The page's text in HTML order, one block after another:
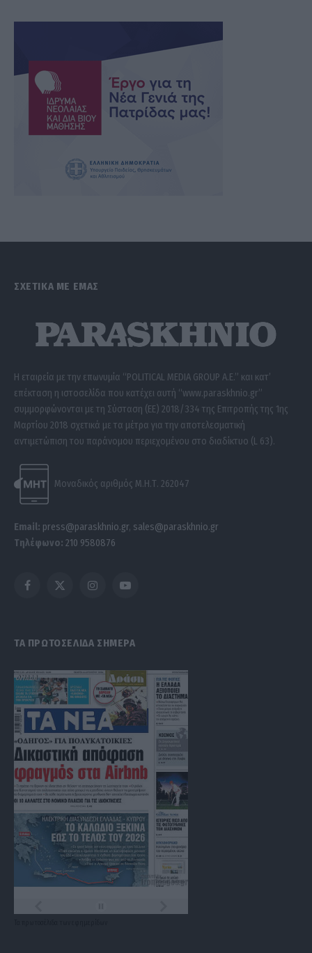
ΣΧΕΤΙΚΑ ΜΕ ΕΜΑΣ
Η εταιρεία με την επωνυμία “POLITICAL MEDIA GROUP A.E.” και κατ’
επέκταση η ιστοσελίδα που κατέχει αυτή “www.paraskhnio.gr”
συμμορφώνονται με τη Σύσταση (ΕΕ) 2018/334 της Επιτροπής της 1ης
Μαρτίου 2018 σχετικά με τα μέτρα για την αποτελεσματική
αντιμετώπιση του παράνομου περιεχομένου στο διαδίκτυο (L 63).
Μοναδικός αριθμός Μ.Η.Τ. 262047
Email: press@paraskhnio.gr, sales@paraskhnio.gr
Τηλέφωνο: 210 9580876
Facebook
X
InstagramYouTube
ΤΑ ΠΡΩΤΟΣΕΛΙΔΑ ΣΗΜΕΡΑ